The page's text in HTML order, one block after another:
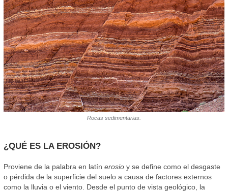
Rocas sedimentarias.
¿QUÉ ES LA EROSIÓN?
Proviene de la palabra en latín erosioy se define como el desgaste
o pérdida de la superficie del suelo a causa de factores externos
como la lluvia o el viento. Desde el punto de vista geológico, la